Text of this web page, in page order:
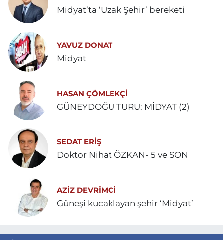
Midyat’ta ‘Uzak Şehir’ bereketi
YAVUZ DONAT
Midyat
HASAN ÇÖMLEKÇİ
GÜNEYDOĞU TURU: MİDYAT (2)
SEDAT ERİŞ
Doktor Nihat ÖZKAN- 5 ve SON
AZIZ DEVRIMCI
Güneşi kucaklayan şehir ‘Midyat’